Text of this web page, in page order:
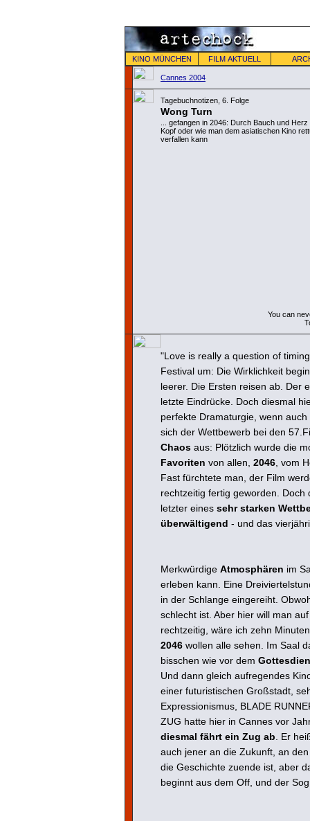
KINO MÜNCHEN FILM AKTUELL
Cannes 2004
Tagebuchnotizen, 6. Folge
Wong Turn
... gefangen in 2046: Durch Bauch und
Kopf oder wie man dem asiatischen Kino
verfallen kann
You can
"Love is really a question of
Festival um: Die Wirklichkeit
leerer. Die Ersten reisen ab. Der
letzte Eindrücke. Doch diesmal
perfekte Dramaturgie, wenn
sich der Wettbewerb bei den
Chaos aus: Plötzlich wurde die
Favoriten von allen, 2046 , vom
Fast fürchtete man, der Film
rechtzeitig fertig geworden.
letzter eines sehr starken
überwältigend - und das
Merkwürdige Atmosphären im
erleben kann. Eine
in der Schlange eingereiht.
schlecht ist. Aber hier will man
rechtzeitig, wäre ich zehn
2046 wollen alle sehen. Im Saal
bisschen wie vor dem
Und dann gleich aufregendes
einer futuristischen Großstadt,
Expressionismus, BLADE
ZUG hatte hier in Cannes vor
diesmal fährt ein Zug ab . Er
auch jener an die Zukunft, an
die Geschichte zuende ist, aber
beginnt aus dem Off, und der